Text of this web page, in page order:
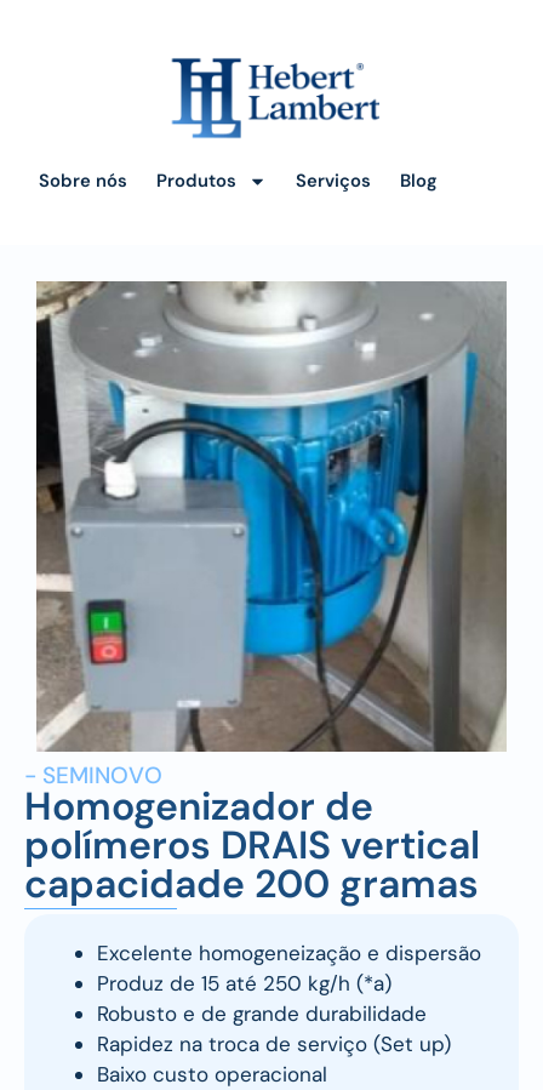
Sobre nós Produtos Serviços Blog
- SEMINOVO
Homogenizador de
polímeros DRAIS vertical
capacidade 200 gramas
Excelente homogeneização e dispersão
Produz de 15 até 250 kg/h (*a)
Robusto e de grande durabilidade
Rapidez na troca de serviço (Set up)
Baixo custo operacional